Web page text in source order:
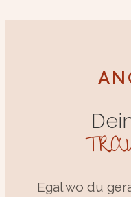
Egal wo du